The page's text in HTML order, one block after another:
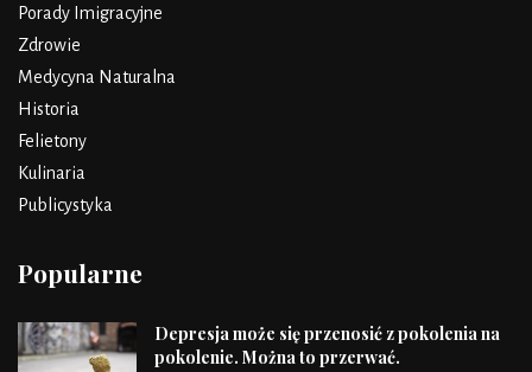
Porady Imigracyjne
Zdrowie
Medycyna Naturalna
Historia
Felietony
Kulinaria
Publicystyka
Popularne
Depresja może się przenosić z pokolenia na
pokolenie. Można to przerwać.